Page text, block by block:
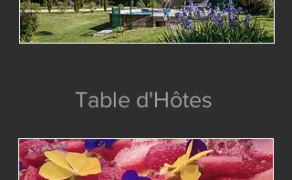
Table d'Hôtes